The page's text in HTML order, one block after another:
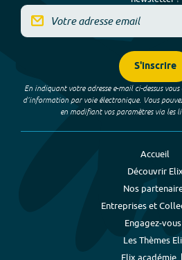
S'inscrire
En indiquant votre adresse e-mail ci-dessus
d’information par voie électronique. Vous
en modifiant vos paramètres via les
Accueil
Découvrir
Nos
Entreprises et
Engagez-
Les Thèmes
Elix académie